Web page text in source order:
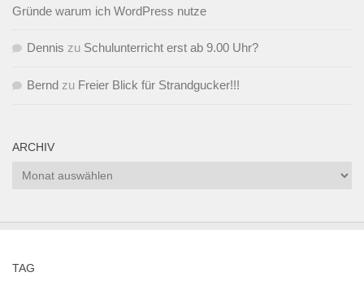
Gründe warum ich WordPress nutze
Dennis zu Schulunterricht erst ab 9.00 Uhr?
Bernd zu Freier Blick für Strandgucker!!!
ARCHIV
Archiv
TAG